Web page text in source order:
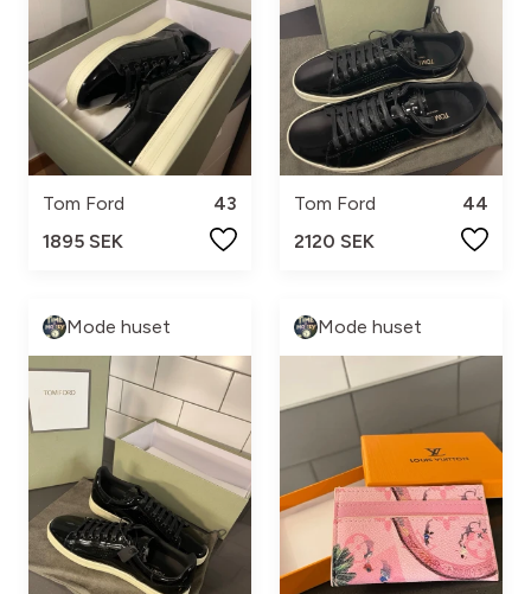
Tom Ford
43
1895 SEK
Tom Ford
44
2120 SEK
Mode huset Mode huset